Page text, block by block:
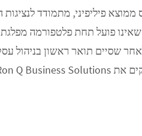
פיליפיני, מתמודד לנציגות
פועל תחת פלטפורמה
שסיים תואר ראשון בניהול